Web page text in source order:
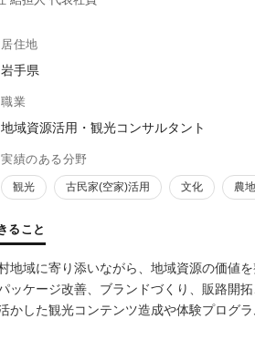
居住地
岩手県
職業
地域資源活用・観光コンサルタント
実績のある分野
観光 古民家(空家)活用 文化 農地
ること
地域に寄り添いながら、地域資源の価値
ッケージ改善、ブランドづくり、販路開
かした観光コンテンツ造成や体験プログ